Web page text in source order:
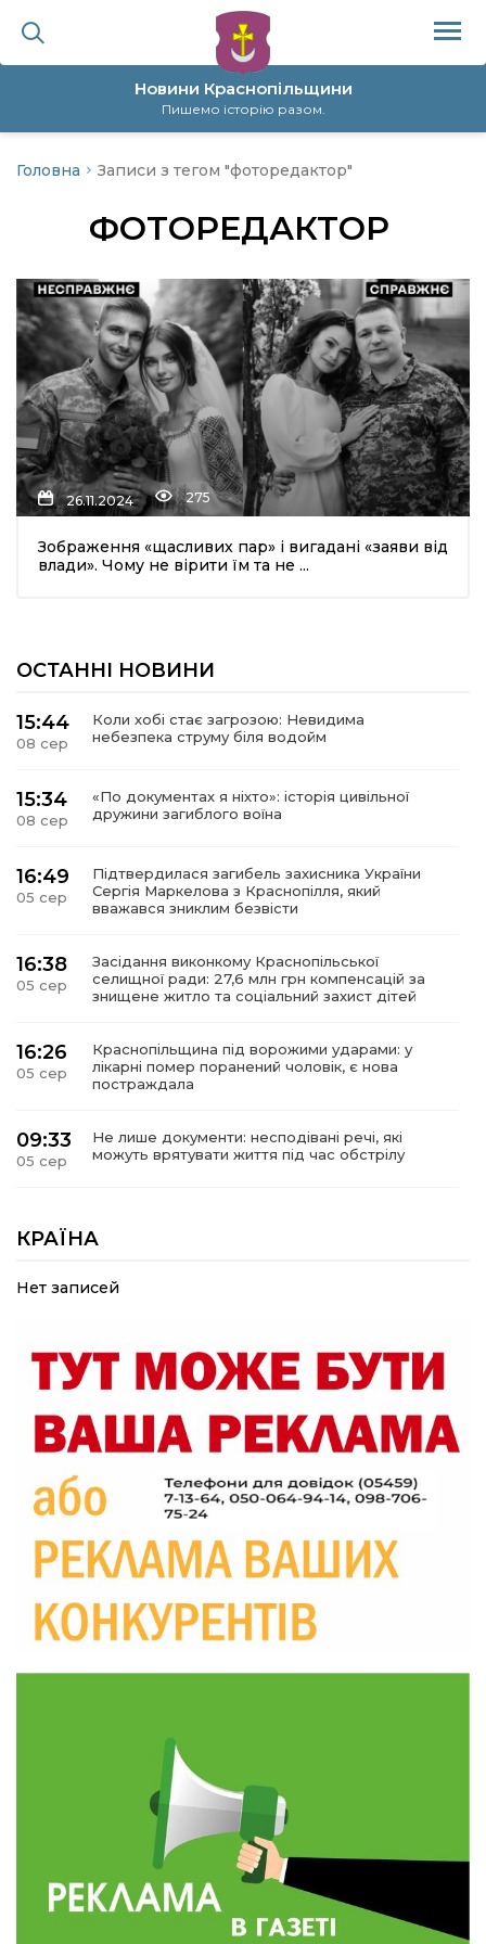
Новини Краснопільщини
Пишемо історію разом.
політика
Головна Записи з тегом "фоторедактор"
ФОТОРЕДАКТОР
26.11.2024 275
Зображення «щасливих пар» і вигадані «заяви від
влади». Чому не вірити їм та не ...
ОСТАННІ НОВИНИ
15:44
08 сер
Коли хобі стає загрозою: Невидима
небезпека струму біля водойм
15:34
08 сер
«По документах я ніхто»: історія цивільної
дружини загиблого воїна
16:49
05 сер
Підтвердилася загибель захисника України
Сергія Маркелова з Краснопілля, який
вважався зниклим безвісти
16:38
05 сер
Засідання виконкому Краснопільської
селищної ради: 27,6 млн грн компенсацій за
знищене житло та соціальний захист дітей
16:26
05 сер
Краснопільщина під ворожими ударами: у
лікарні помер поранений чоловік, є нова
постраждала
09:33
05 сер
Не лише документи: несподівані речі, які
можуть врятувати життя під час обстрілу
05 сер
виявлено описку?
18:39
«КОЛО НЕЗЛАМНИХ»: як діти та ветерани
09:52
04 сер
Родина Степаненків: від квітучого
прикордоння до втраченого дому
19:36
Пишіть листи самому собі, або як уникнути
30 лип
«Все закінчиться, приїду й одружуся…»: Пам’яті
26-річного Захисника Богдана Ємця (ВІДЕО)
20:06
28 лип
Паливо по 100 грн та ризик дефіциту: чому в
Україні різко зростають ціни на АЗС
20:00
Житлові сертифікати, підготовка до зими та
Валентина Масалітіна: «Нас тримає віра в
Перемогу і повернення додому»
Знову біль… Знову втрата… На щиті
повертається захисник України Богдан Ємець
Обмежено придатний, але безмежно
вмотивований: Як колишній лісівник став асом
КРАЇНА
Нет записей